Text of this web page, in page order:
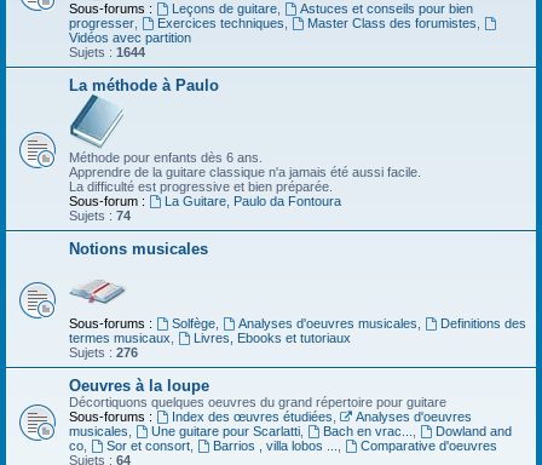
Sous-forums : Leçons de guitare,
Astuces et conseils pour bien
progresser
Exercices techniques Master Class des forumistes
Vidéos avec partition
Sujets : 1644
La méthode à Paulo
Méthode pour enfants dès 6 ans.
Apprendre de la guitare classique n'a jamais été aussi facile.
La difficulté est progressive et bien préparée.
Sous-forum :
La Guitare, Paulo da Fontoura
Sujets : 74
Notions musicales
Sous-forums : Solfège, Analyses d'oeuvres musicales
Definitions des
termes musicaux
Livres, Ebooks et tutoriaux
Sujets : 276
Oeuvres à la loupe
Décortiquons quelques oeuvres du grand répertoire pour guitare
Sous-forums :
Index des œuvres étudiées
Analyses d'oeuvres
musicales
Une guitare pour Scarlatti, Bach en vrac...
Dowland and
co
Sor et consort, Barrios , villa lobos ...
Comparative d'oeuvres
Sujets : 64